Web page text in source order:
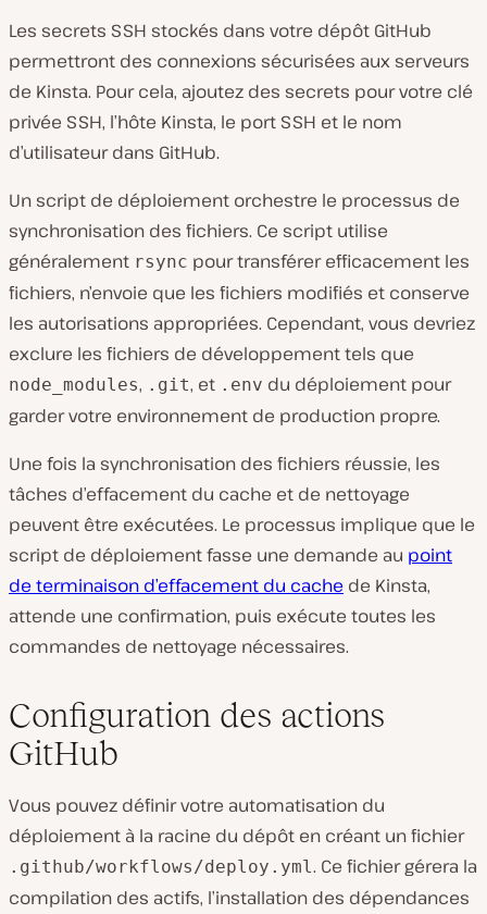
Les secrets SSH stockés dans votre dépôt GitHub
permettront des connexions sécurisées aux serveurs
de Kinsta. Pour cela, ajoutez des secrets pour votre clé
privée SSH, l’hôte Kinsta, le port SSH et le nom
d’utilisateur dans GitHub.
Un script de déploiement orchestre le processus de
synchronisation des fichiers. Ce script utilise
généralement rsync pour transférer efficacement les
fichiers, n’envoie que les fichiers modifiés et conserve
les autorisations appropriées. Cependant, vous devriez
exclure les fichiers de développement tels que
node_modules, .git, et .env du déploiement pour
garder votre environnement de production propre.
Une fois la synchronisation des fichiers réussie, les
tâches d’effacement du cache et de nettoyage
peuvent être exécutées. Le processus implique que le
script de déploiement fasse une demande au point
de terminaison d’effacement du cache de Kinsta,
attende une confirmation, puis exécute toutes les
commandes de nettoyage nécessaires.
Configuration des actions
GitHub
Vous pouvez définir votre automatisation du
déploiement à la racine du dépôt en créant un fichier
.github/workflows/deploy.yml . Ce fichier gérera la
compilation des actifs, l’installation des dépendances